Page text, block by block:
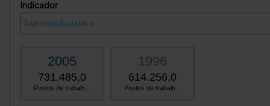
Indicador
2005
731.485,0
Postos de trabalh...
1996
614.256,0
Postos de trabalh...